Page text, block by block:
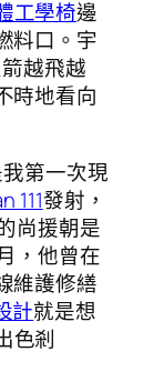
工學椅邊
料口。宇
箭越飛越
時地看向
第一次現
111發射，
尚援朝是
，他曾在
維護修繕
計就是想
色剎